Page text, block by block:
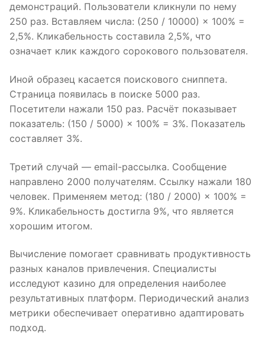
демонстраций. Пользователи кликнули по нему
250 раз. Вставляем числа: (250 / 10000) × 100% =
2,5%. Кликабельность составила 2,5%, что
означает клик каждого сорокового пользователя.
Иной образец касается поискового сниппета.
Страница появилась в поиске 5000 раз.
Посетители нажали 150 раз. Расчёт показывает
показатель: (150 / 5000) × 100% = 3%. Показатель
составляет 3%.
Третий случай — email-рассылка. Сообщение
направлено 2000 получателям. Ссылку нажали 180
человек. Применяем метод: (180 / 2000) × 100% =
9%. Кликабельность достигла 9%, что является
хорошим итогом.
Вычисление помогает сравнивать продуктивность
разных каналов привлечения. Специалисты
исследуют казино для определения наиболее
результативных платформ. Периодический анализ
метрики обеспечивает оперативно адаптировать
подход.